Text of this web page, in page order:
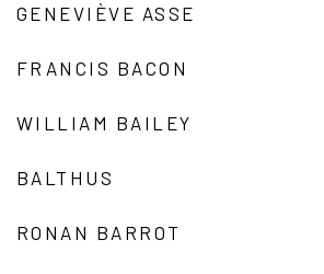
GENEVIÈVE ASSE
FRANCIS BACON
WILLIAM BAILEY
BALTHUS
RONAN BARROT